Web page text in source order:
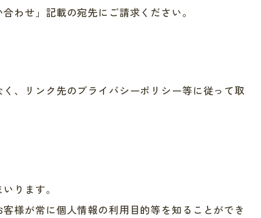
わせ」記載の宛先にご請求ください。
、リンク先のプライバシーポリシー等に従って取
ります。
様が常に個人情報の利用目的等を知ることができ